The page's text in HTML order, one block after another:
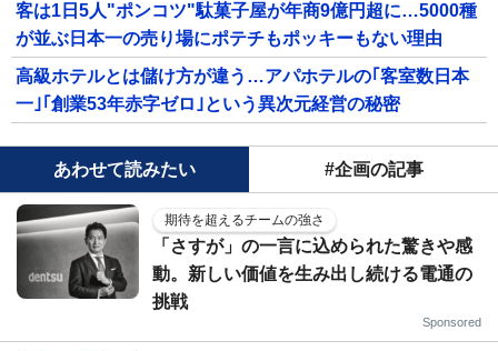
客は1日5人"ポンコツ"駄菓子屋が年商9億円超に…5000種
が並ぶ日本一の売り場にポテチもポッキーもない理由
高級ホテルとは儲け方が違う…アパホテルの｢客室数日本
一｣｢創業53年赤字ゼロ｣という異次元経営の秘密
あわせて読みたい #企画の記事
期待を超えるチームの強さ
「さすが」の一言に込められた驚きや感
動。新しい価値を生み出し続ける電通の
挑戦
Sponsored